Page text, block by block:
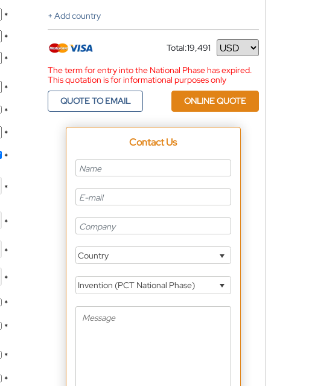
*
*
*
*
*
*
*
*
*
*
*
*
*
*
*
+ Add country
Total:19,491
Currency
The term for entry into the National Phase has expired.
This quotation is for informational purposes only
QUOTE TO EMAIL
ONLINE QUOTE
Contact Us
Country
Invention (PCT National Phase)